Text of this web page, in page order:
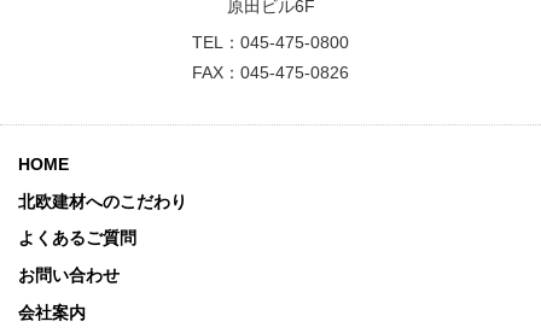
原田ビル6F
TEL：045-475-0800
FAX：045-475-0826
HOME
北欧建材へのこだわり
よくあるご質問
お問い合わせ
会社案内